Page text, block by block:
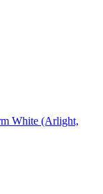
White (Arlight,